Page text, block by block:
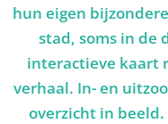
hun eigen
stad, soms in de
interactieve kaart
verhaal. In- en
overzicht in